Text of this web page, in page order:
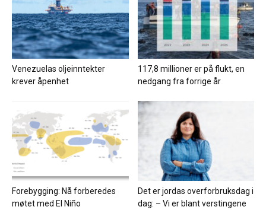
Venezuelas oljeinntekter
krever åpenhet
117,8 millioner er på flukt, en
nedgang fra forrige år
Forebygging: Nå forberedes
møtet med El Niño
Det er jordas overforbruksdag i
dag: – Vi er blant verstingene